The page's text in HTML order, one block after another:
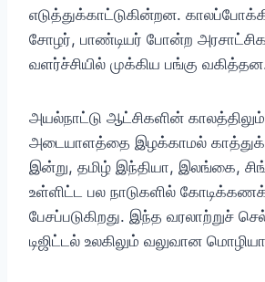
எடுத்துக்காட்டுகின்றன.
சோழர், பாண்டியர் போன்ற
வளர்ச்சியில் முக்கிய பங்கு
அயல்நாட்டு ஆட்சிகளின்
அடையாளத்தை இழக்காமல்
இன்று, தமிழ் இந்தியா, இலங்கை,
உள்ளிட்ட பல நாடுகளில்
பேசப்படுகிறது. இந்த வரலாற்றுச்
டிஜிட்டல் உலகிலும் வலுவான